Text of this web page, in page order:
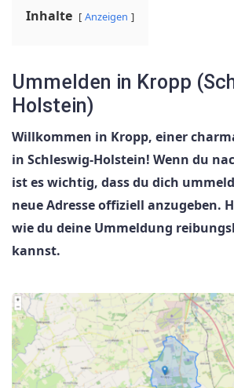
Inhalte Anzeigen
Ummelden in Kropp
Holstein)
Willkommen in Kropp, einer
in Schleswig-Holstein! Wenn du
ist es wichtig, dass du dich
neue Adresse offiziell anzugeben.
wie du deine Ummeldung
kannst.